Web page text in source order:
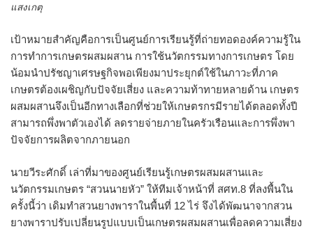
แสงเกตุ
เป้าหมายสำคัญคือการเป็นศูนย์การเรียนรู้ที่ถ่ายทอดองค์ความรู้ใน
การทำการเกษตรผสมผสาน การใช้นวัตกรรมทางการเกษตร โดย
น้อมนำปรัชญาเศรษฐกิจพอเพียงมาประยุกต์ใช้ในภาวะที่ภาค
เกษตรต้องเผชิญกับปัจจัยเสี่ยง และความท้าทายหลายด้าน เกษตร
ผสมผสานจึงเป็นอีกทางเลือกที่ช่วยให้เกษตรกรมีรายได้ตลอดทั้งปี
สามารถพึ่งพาตัวเองได้ ลดรายจ่ายภายในครัวเรือนและการพึ่งพา
ปัจจัยการผลิตจากภายนอก
นายวีระศักดิ์ เล่าที่มาของศูนย์เรียนรู้เกษตรผสมผสานและ
นวัตกรรมเกษตร “สวนนายหัว” ให้ทีมเจ้าหน้าที่ สศท.8 ที่ลงพื้นใน
ครั้งนี้ว่า เดิมทำสวนยางพาราในพื้นที่ 12 ไร่ จึงได้พัฒนาจากสวน
ยางพาราปรับเปลี่ยนรูปแบบเป็นเกษตรผสมผสานเพื่อลดความเสี่ยง